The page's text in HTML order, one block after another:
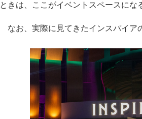
ときは、ここがイベントスペースにな
なお、実際に見てきたインスパイア